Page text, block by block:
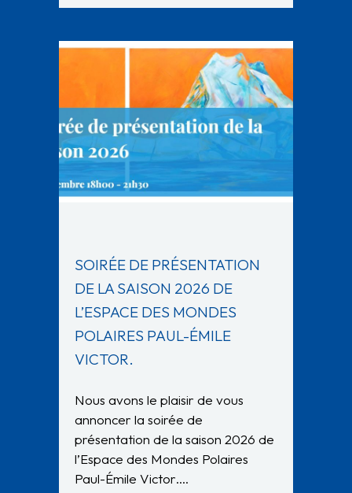
SOIRÉE DE PRÉSENTATION
DE LA SAISON 2026 DE
L’ESPACE DES MONDES
POLAIRES PAUL-ÉMILE
VICTOR.
Nous avons le plaisir de vous
annoncer la soirée de
présentation de la saison 2026 de
l’Espace des Mondes Polaires
Paul-Émile Victor….